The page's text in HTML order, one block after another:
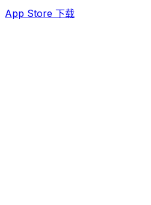
App Store 下载